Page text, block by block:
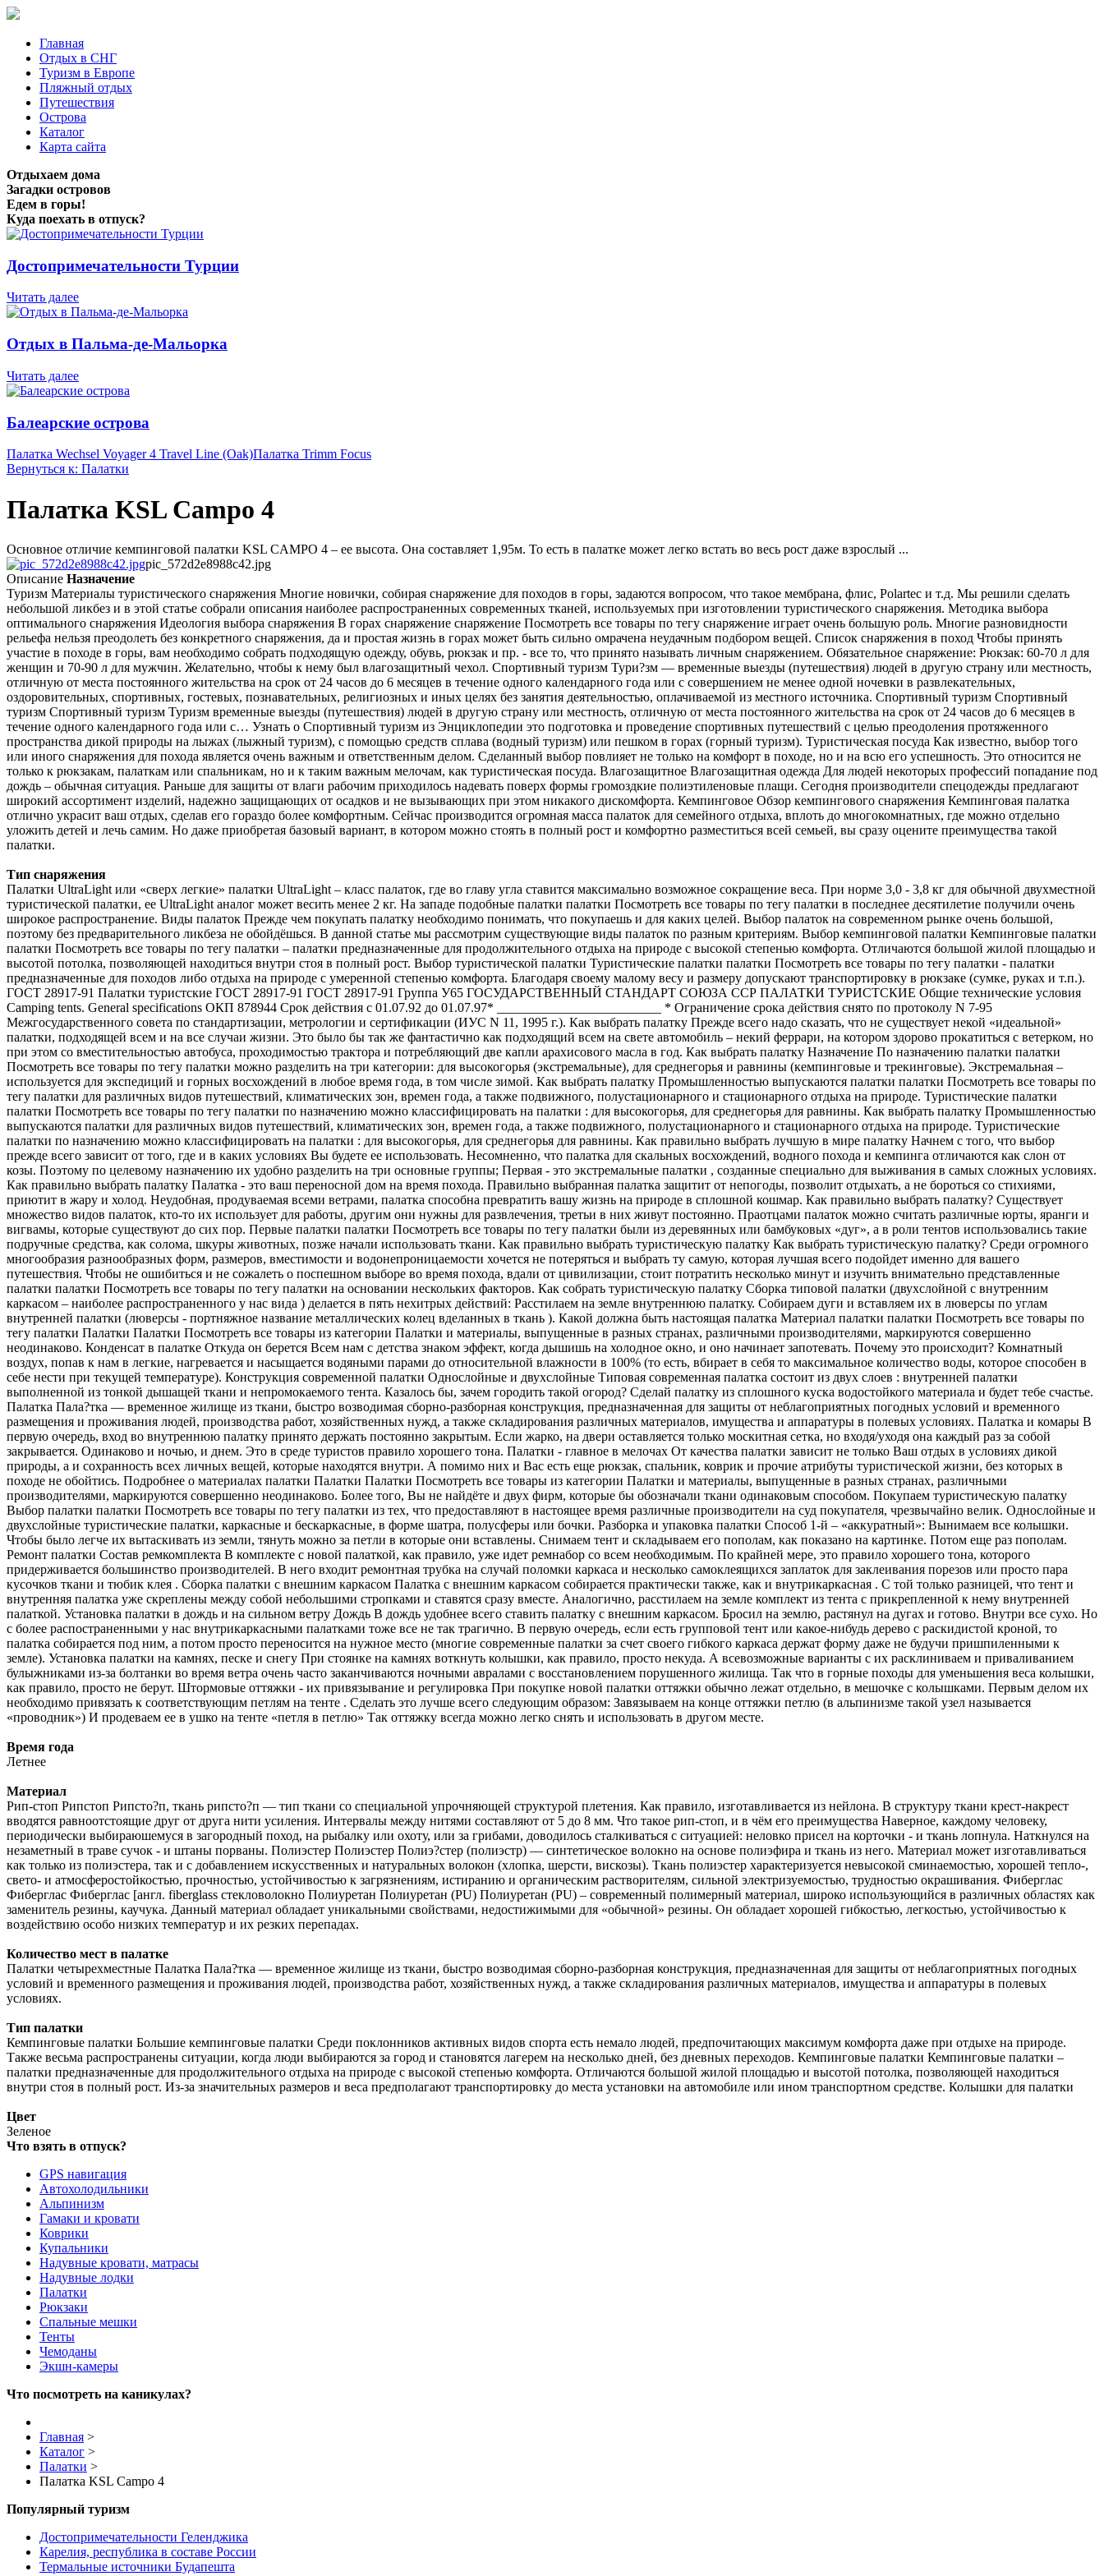
Главная
Отдых в СНГ
Туризм в Европе
Пляжный отдых
Путешествия
Острова
Каталог
Карта сайта
Отдыхаем дома
Загадки островов
Едем в горы!
Куда поехать в отпуск?
Достопримечательности Турции
Читать далее
Отдых в Пальма-де-Мальорка
Читать далее
Балеарские острова
Палатка Wechsel Voyager 4 Travel Line (Oak)Палатка Trimm Focus
Вернуться к: Палатки
Палатка KSL Campo 4
Основное отличие кемпинговой палатки KSL CAMPO 4 – ее высота. Она составляет 1,95м. То есть в палатке может легко встать во весь рост даже взрослый ...
pic_572d2e8988c42.jpg
Описание Назначение
Туризм Материалы туристического снаряжения Многие новички, собирая снаряжение для походов в горы, задаются вопросом, что такое мембрана, флис, Polartec и т.д. Мы решили сделать
небольшой ликбез и в этой статье собрали описания наиболее распространенных современных тканей, используемых при изготовлении туристического снаряжения. Методика выбора
оптимального снаряжения Идеология выбора снаряжения В горах снаряжение снаряжение Посмотреть все товары по тегу снаряжение играет очень большую роль. Многие разновидности
рельефа нельзя преодолеть без конкретного снаряжения, да и простая жизнь в горах может быть сильно омрачена неудачным подбором вещей. Список снаряжения в поход Чтобы принять
участие в походе в горы, вам необходимо собрать подходящую одежду, обувь, рюкзак и пр. - все то, что принято называть личным снаряжением. Обязательное снаряжение: Рюкзак: 60-70 л для
женщин и 70-90 л для мужчин. Желательно, чтобы к нему был влагозащитный чехол. Спортивный туризм Тури?зм — временные выезды (путешествия) людей в другую страну или местность,
отличную от места постоянного жительства на срок от 24 часов до 6 месяцев в течение одного календарного года или с совершением не менее одной ночевки в развлекательных,
оздоровительных, спортивных, гостевых, познавательных, религиозных и иных целях без занятия деятельностью, оплачиваемой из местного источника. Спортивный туризм Спортивный
туризм Спортивный туризм Туризм временные выезды (путешествия) людей в другую страну или местность, отличную от места постоянного жительства на срок от 24 часов до 6 месяцев в
течение одного календарного года или с… Узнать о Спортивный туризм из Энциклопедии это подготовка и проведение спортивных путешествий с целью преодоления протяженного
пространства дикой природы на лыжах (лыжный туризм), с помощью средств сплава (водный туризм) или пешком в горах (горный туризм). Туристическая посуда Как известно, выбор того
или иного снаряжения для похода является очень важным и ответственным делом. Сделанный выбор повлияет не только на комфорт в походе, но и на всю его успешность. Это относится не
только к рюкзакам, палаткам или спальникам, но и к таким важным мелочам, как туристическая посуда. Влагозащитное Влагозащитная одежда Для людей некоторых профессий попадание под
дождь – обычная ситуация. Раньше для защиты от влаги рабочим приходилось надевать поверх формы громоздкие полиэтиленовые плащи. Сегодня производители спецодежды предлагают
широкий ассортимент изделий, надежно защищающих от осадков и не вызывающих при этом никакого дискомфорта. Кемпинговое Обзор кемпингового снаряжения Кемпинговая палатка
отлично украсит ваш отдых, сделав его гораздо более комфортным. Сейчас производится огромная масса палаток для семейного отдыха, вплоть до многокомнатных, где можно отдельно
уложить детей и лечь самим. Но даже приобретая базовый вариант, в котором можно стоять в полный рост и комфортно разместиться всей семьей, вы сразу оцените преимущества такой
палатки.
Тип снаряжения
Палатки UltraLight или «сверх легкие» палатки UltraLight – класс палаток, где во главу угла ставится максимально возможное сокращение веса. При норме 3,0 - 3,8 кг для обычной двухместной
туристической палатки, ее UltraLight аналог может весить менее 2 кг. На западе подобные палатки палатки Посмотреть все товары по тегу палатки в последнее десятилетие получили очень
широкое распространение. Виды палаток Прежде чем покупать палатку необходимо понимать, что покупаешь и для каких целей. Выбор палаток на современном рынке очень большой,
поэтому без предварительного ликбеза не обойдёшься. В данной статье мы рассмотрим существующие виды палаток по разным критериям. Выбор кемпинговой палатки Кемпинговые палатки
палатки Посмотреть все товары по тегу палатки – палатки предназначенные для продолжительного отдыха на природе с высокой степенью комфорта. Отличаются большой жилой площадью и
высотой потолка, позволяющей находиться внутри стоя в полный рост. Выбор туристической палатки Туристические палатки палатки Посмотреть все товары по тегу палатки - палатки
предназначенные для походов либо отдыха на природе с умеренной степенью комфорта. Благодаря своему малому весу и размеру допускают транспортировку в рюкзаке (сумке, руках и т.п.).
ГОСТ 28917-91 Палатки туристские ГОСТ 28917-91 ГОСТ 28917-91 Группа У65 ГОСУДАРСТВЕННЫЙ СТАНДАРТ СОЮЗА ССР ПАЛАТКИ ТУРИСТСКИЕ Общие технические условия
Camping tents. General specifications ОКП 878944 Срок действия с 01.07.92 до 01.07.97* _________________________ * Ограничение срока действия снято по протоколу N 7-95
Межгосударственного совета по стандартизации, метрологии и сертификации (ИУС N 11, 1995 г.). Как выбрать палатку Прежде всего надо сказать, что не существует некой «идеальной»
палатки, подходящей всем и на все случаи жизни. Это было бы так же фантастично как подходящий всем на свете автомобиль – некий феррари, на котором здорово прокатиться с ветерком, но
при этом со вместительностью автобуса, проходимостью трактора и потребляющий две капли арахисового масла в год. Как выбрать палатку Назначение По назначению палатки палатки
Посмотреть все товары по тегу палатки можно разделить на три категории: для высокогорья (экстремальные), для среднегорья и равнины (кемпинговые и трекинговые). Экстремальная –
используется для экспедиций и горных восхождений в любое время года, в том числе зимой. Как выбрать палатку Промышленностью выпускаются палатки палатки Посмотреть все товары по
тегу палатки для различных видов путешествий, климатических зон, времен года, а также подвижного, полустационарного и стационарного отдыха на природе. Туристические палатки
палатки Посмотреть все товары по тегу палатки по назначению можно классифицировать на палатки : для высокогорья, для среднегорья для равнины. Как выбрать палатку Промышленностью
выпускаются палатки для различных видов путешествий, климатических зон, времен года, а также подвижного, полустационарного и стационарного отдыха на природе. Туристические
палатки по назначению можно классифицировать на палатки : для высокогорья, для среднегорья для равнины. Как правильно выбрать лучшую в мире палатку Начнем с того, что выбор
прежде всего зависит от того, где и в каких условиях Вы будете ее использовать. Несомненно, что палатка для скальных восхождений, водного похода и кемпинга отличаются как слон от
козы. Поэтому по целевому назначению их удобно разделить на три основные группы; Первая - это экстремальные палатки , созданные специально для выживания в самых сложных условиях.
Как правильно выбрать палатку Палатка - это ваш переносной дом на время похода. Правильно выбранная палатка защитит от непогоды, позволит отдыхать, а не бороться со стихиями,
приютит в жару и холод. Неудобная, продуваемая всеми ветрами, палатка способна превратить вашу жизнь на природе в сплошной кошмар. Как правильно выбрать палатку? Существует
множество видов палаток, кто-то их использует для работы, другим они нужны для развлечения, третьи в них живут постоянно. Праотцами палаток можно считать различные юрты, яранги и
вигвамы, которые существуют до сих пор. Первые палатки палатки Посмотреть все товары по тегу палатки были из деревянных или бамбуковых «дуг», а в роли тентов использовались такие
подручные средства, как солома, шкуры животных, позже начали использовать ткани. Как правильно выбрать туристическую палатку Как выбрать туристическую палатку? Среди огромного
многообразия разнообразных форм, размеров, вместимости и водонепроницаемости хочется не потеряться и выбрать ту самую, которая лучшая всего подойдет именно для вашего
путешествия. Чтобы не ошибиться и не сожалеть о поспешном выборе во время похода, вдали от цивилизации, стоит потратить несколько минут и изучить внимательно представленные
палатки палатки Посмотреть все товары по тегу палатки на основании нескольких факторов. Как собрать туристическую палатку Сборка типовой палатки (двухслойной c внутренним
каркасом – наиболее распространенного у нас вида ) делается в пять нехитрых действий: Расстилаем на земле внутреннюю палатку. Собираем дуги и вставляем их в люверсы по углам
внутренней палатки (люверсы - портняжное название металлических колец вделанных в ткань ). Какой должна быть настоящая палатка Материал палатки палатки Посмотреть все товары по
тегу палатки Палатки Палатки Посмотреть все товары из категории Палатки и материалы, выпущенные в разных странах, различными производителями, маркируются совершенно
неодинаково. Конденсат в палатке Откуда он берется Всем нам с детства знаком эффект, когда дышишь на холодное окно, и оно начинает запотевать. Почему это происходит? Комнатный
воздух, попав к нам в легкие, нагревается и насыщается водяными парами до относительной влажности в 100% (то есть, вбирает в себя то максимальное количество воды, которое способен в
себе нести при текущей температуре). Конструкция современной палатки Однослойные и двухслойные Типовая современная палатка состоит из двух слоев : внутренней палатки
выполненной из тонкой дышащей ткани и непромокаемого тента. Казалось бы, зачем городить такой огород? Сделай палатку из сплошного куска водостойкого материала и будет тебе счастье.
Палатка Пала?тка — временное жилище из ткани, быстро возводимая сборно-разборная конструкция, предназначенная для защиты от неблагоприятных погодных условий и временного
размещения и проживания людей, производства работ, хозяйственных нужд, а также складирования различных материалов, имущества и аппаратуры в полевых условиях. Палатка и комары В
первую очередь, вход во внутреннюю палатку принято держать постоянно закрытым. Если жарко, на двери оставляется только москитная сетка, но входя/уходя она каждый раз за собой
закрывается. Одинаково и ночью, и днем. Это в среде туристов правило хорошего тона. Палатки - главное в мелочах От качества палатки зависит не только Ваш отдых в условиях дикой
природы, а и сохранность всех личных вещей, которые находятся внутри. А помимо них и Вас есть еще рюкзак, спальник, коврик и прочие атрибуты туристической жизни, без которых в
походе не обойтись. Подробнее о материалах палатки Палатки Палатки Посмотреть все товары из категории Палатки и материалы, выпущенные в разных странах, различными
производителями, маркируются совершенно неодинаково. Более того, Вы не найдёте и двух фирм, которые бы обозначали ткани одинаковым способом. Покупаем туристическую палатку
Выбор палатки палатки Посмотреть все товары по тегу палатки из тех, что предоставляют в настоящее время различные производители на суд покупателя, чрезвычайно велик. Однослойные и
двухслойные туристические палатки, каркасные и бескаркасные, в форме шатра, полусферы или бочки. Разборка и упаковка палатки Способ 1-й – «аккуратный»: Вынимаем все колышки.
Чтобы было легче их вытаскивать из земли, тянуть можно за петли в которые они вставлены. Снимаем тент и складываем его пополам, как показано на картинке. Потом еще раз пополам.
Ремонт палатки Состав ремкомплекта В комплекте с новой палаткой, как правило, уже идет ремнабор со всем необходимым. По крайней мере, это правило хорошего тона, которого
придерживается большинство производителей. В него входит ремонтная трубка на случай поломки каркаса и несколько самоклеящихся заплаток для заклеивания порезов или просто пара
кусочков ткани и тюбик клея . Сборка палатки с внешним каркасом Палатка с внешним каркасом собирается практически также, как и внутрикаркасная . С той только разницей, что тент и
внутренняя палатка уже скреплены между собой небольшими стропками и ставятся сразу вместе. Аналогично, расстилаем на земле комплект из тента с прикрепленной к нему внутренней
палаткой. Установка палатки в дождь и на сильном ветру Дождь В дождь удобнее всего ставить палатку с внешним каркасом. Бросил на землю, растянул на дугах и готово. Внутри все сухо. Но
с более распостраненными у нас внутрикаркасными палатками тоже все не так трагично. В первую очередь, если есть групповой тент или какое-нибудь дерево с раскидистой кроной, то
палатка собирается под ним, а потом просто переносится на нужное место (многие современные палатки за счет своего гибкого каркаса держат форму даже не будучи пришпиленными к
земле). Установка палатки на камнях, песке и снегу При стоянке на камнях воткнуть колышки, как правило, просто некуда. А всевозможные варианты с их расклиниваем и приваливанием
булыжниками из-за болтанки во время ветра очень часто заканчиваются ночными авралами с восстановлением порушенного жилища. Так что в горные походы для уменьшения веса колышки,
как правило, просто не берут. Штормовые оттяжки - их привязывание и регулировка При покупке новой палатки оттяжки обычно лежат отдельно, в мешочке с колышками. Первым делом их
необходимо привязать к соответствующим петлям на тенте . Сделать это лучше всего следующим образом: Завязываем на конце оттяжки петлю (в альпинизме такой узел называется
«проводник») И продеваем ее в ушко на тенте «петля в петлю» Так оттяжку всегда можно легко снять и использовать в другом месте.
Время года
Летнее
Материал
Рип-стоп Рипстоп Рипсто?п, ткань рипсто?п — тип ткани со специальной упрочняющей структурой плетения. Как правило, изготавливается из нейлона. В структуру ткани крест-накрест
вводятся равноотстоящие друг от друга нити усиления. Интервалы между нитями составляют от 5 до 8 мм. Что такое рип-стоп, и в чём его преимущества Наверное, каждому человеку,
периодически выбираюшемуся в загородный поход, на рыбалку или охоту, или за грибами, доводилось сталкиваться с ситуацией: неловко присел на корточки - и ткань лопнула. Наткнулся на
незаметный в траве сучок - и штаны порваны. Полиэстер Полиэстер Полиэ?стер (полиэстр) — синтетическое волокно на основе полиэфира и ткань из него. Материал может изготавливаться
как только из полиэстера, так и с добавлением искусственных и натуральных волокон (хлопка, шерсти, вискозы). Ткань полиэстер характеризуется невысокой сминаемостью, хорошей тепло-,
свето- и атмосферостойкостью, прочностью, устойчивостью к загрязнениям, истиранию и органическим растворителям, сильной электризуемостью, трудностью окрашивания. Фиберглас
Фиберглас Фиберглас [англ. fiberglass стекловолокно Полиуретан Полиуретан (PU) Полиуретан (PU) – современный полимерный материал, широко использующийся в различных областях как
заменитель резины, каучука. Данный материал обладает уникальными свойствами, недостижимыми для «обычной» резины. Он обладает хорошей гибкостью, легкостью, устойчивостью к
воздействию особо низких температур и их резких перепадах.
Количество мест в палатке
Палатки четырехместные Палатка Пала?тка — временное жилище из ткани, быстро возводимая сборно-разборная конструкция, предназначенная для защиты от неблагоприятных погодных
условий и временного размещения и проживания людей, производства работ, хозяйственных нужд, а также складирования различных материалов, имущества и аппаратуры в полевых
условиях.
Тип палатки
Кемпинговые палатки Большие кемпинговые палатки Среди поклонников активных видов спорта есть немало людей, предпочитающих максимум комфорта даже при отдыхе на природе.
Также весьма распространены ситуации, когда люди выбираются за город и становятся лагерем на несколько дней, без дневных переходов. Кемпинговые палатки Кемпинговые палатки –
палатки предназначенные для продолжительного отдыха на природе с высокой степенью комфорта. Отличаются большой жилой площадью и высотой потолка, позволяющей находиться
внутри стоя в полный рост. Из-за значительных размеров и веса предполагают транспортировку до места установки на автомобиле или ином транспортном средстве. Колышки для палатки
Цвет
Зеленое
Что взять в отпуск?
GPS навигация
Автохолодильники
Альпинизм
Гамаки и кровати
Коврики
Купальники
Надувные кровати, матрасы
Надувные лодки
Палатки
Рюкзаки
Спальные мешки
Тенты
Чемоданы
Экшн-камеры
Что посмотреть на каникулах?
Главная >
Каталог >
Палатки >
Палатка KSL Campo 4
Популярный туризм
Достопримечательности Геленджика
Карелия, республика в составе России
Термальные источники Будапешта